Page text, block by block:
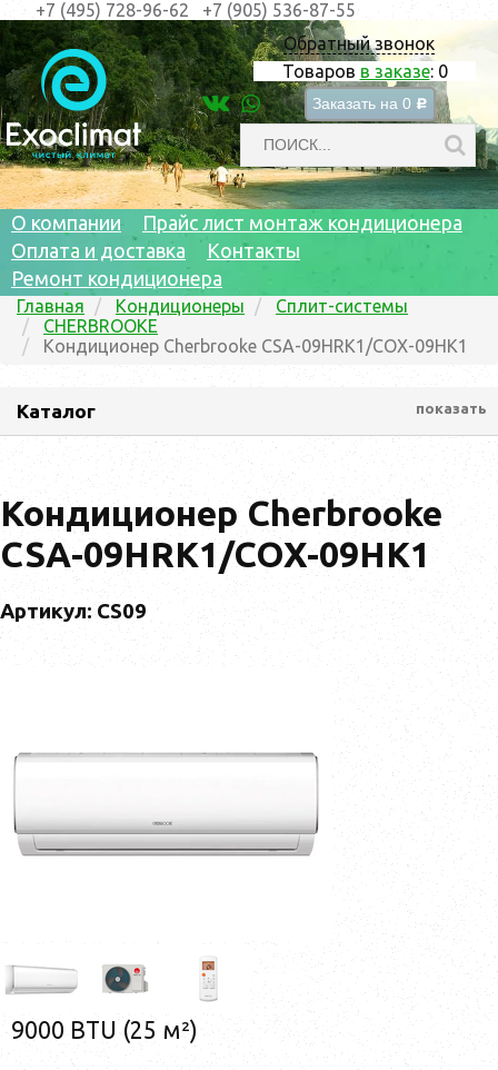
Обратный звонок
Товаров в заказе: 0
Заказать на 0 c
+7 (495) 728-96-62 +7 (905) 536-87-55
О компании
Прайс лист монтаж кондиционера
Оплата и доставка
Контакты
Ремонт кондиционера
Главная Кондиционеры
Сплит-системы
CHERBROOKE
Кондиционер Cherbrooke CSA-09HRK1/COX-09HK1
Каталог показать
Кондиционер Cherbrooke
CSA-09HRK1/COX-09HK1
Артикул: CS09
9000 BTU (25 м²)